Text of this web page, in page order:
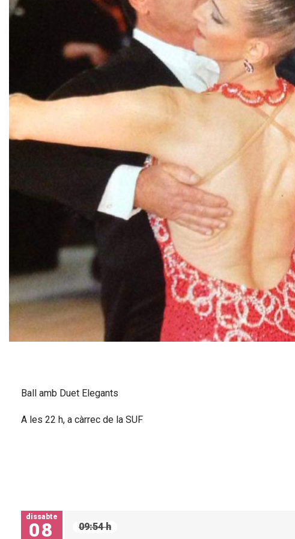
Ball amb Duet Elegants
A les 22 h, a càrrec de la SUF
dissabte
08 09:54 h